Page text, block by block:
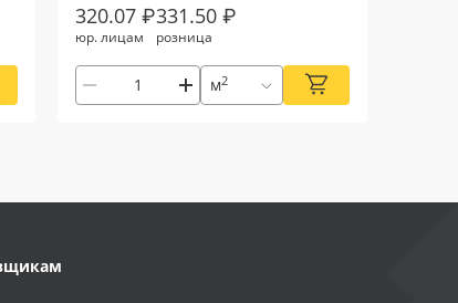
320.07 ₽
юр. лицам
331.50 ₽
розница
м2